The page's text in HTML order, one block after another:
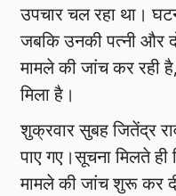
उपचार चल रहा था।
जबकि उनकी पत्नी और
मामले की जांच कर रही
मिला है।
शुक्रवार सुबह जितेंद्र
पाए गए।सूचना मिलते
मामले की जांच शुरू कर